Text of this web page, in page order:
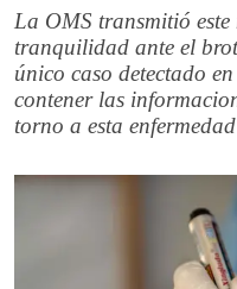
La OMS transmitió este
tranquilidad ante el
único caso detectado
contener las
torno a esta